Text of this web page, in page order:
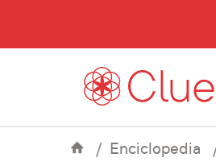
Enciclopedia